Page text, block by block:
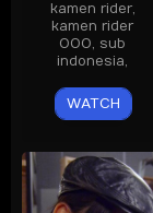
kamen rider,
kamen rider
OOO, sub
indonesia,
WATCH